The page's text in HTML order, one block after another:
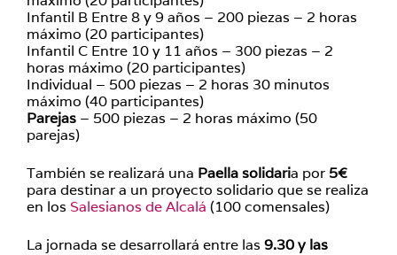
Infantil B Entre 8 y 9 años – 200 piezas – 2 horas
máximo (20 participantes)
Infantil C Entre 10 y 11 años – 300 piezas – 2
horas máximo (20 participantes)
Individual – 500 piezas – 2 horas 30 minutos
máximo (40 participantes)
Parejas – 500 piezas – 2 horas máximo (50
parejas)
También se realizará una Paella solidaria por 5€
para destinar a un proyecto solidario que se realiza
en los Salesianos de Alcalá (100 comensales)
La jornada se desarrollará entre las 9.30 y las